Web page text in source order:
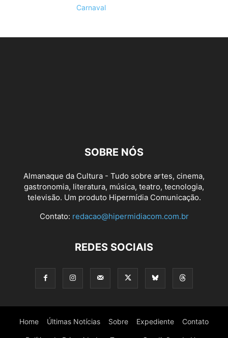
Carnaval
SOBRE NÓS
Almanaque da Cultura - Tudo sobre artes, cinema,
gastronomia, literatura, música, teatro, tecnologia,
televisão. Um produto Hipermídia Comunicação.
Contato: redacao@hipermidiacom.com.br
REDES SOCIAIS
Home Últimas Notícias Sobre Expediente Contato